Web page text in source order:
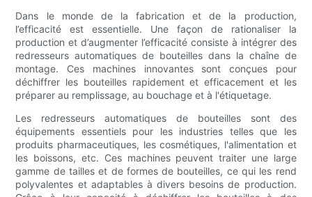
Dans le monde de la fabrication et de la production,
l’efficacité est essentielle. Une façon de rationaliser la
production et d’augmenter l’efficacité consiste à intégrer des
redresseurs automatiques de bouteilles dans la chaîne de
montage. Ces machines innovantes sont conçues pour
déchiffrer les bouteilles rapidement et efficacement et les
préparer au remplissage, au bouchage et à l'étiquetage.
Les redresseurs automatiques de bouteilles sont des
équipements essentiels pour les industries telles que les
produits pharmaceutiques, les cosmétiques, l'alimentation et
les boissons, etc. Ces machines peuvent traiter une large
gamme de tailles et de formes de bouteilles, ce qui les rend
polyvalentes et adaptables à divers besoins de production.